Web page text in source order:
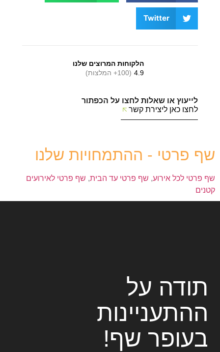
Twitter
הלקוחות המרוצים שלנו
4.9 (100+ המלצות)
לייעוץ או שאלות לחצו על הכפתור
לחצו כאן ליצירת קשר
שף פרטי - ההתמחויות שלנו
שף פרטי לכל אירוע, שף פרטי עד הבית, שף פרטי לאירועים
קטנים
תודה על
ההתעניינות
בעופר שף!